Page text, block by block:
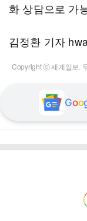
화 상담으로 가
김정환 기자
Copyright ⓒ 세계일보.
Goo